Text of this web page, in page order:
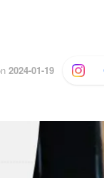
2024-01-19